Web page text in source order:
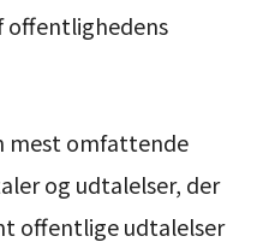
offentlighedens
mest omfattende
og udtalelser, der
offentlige udtalelser